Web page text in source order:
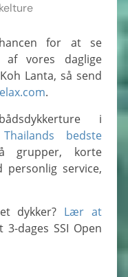
af vores daglige
Lanta, så send
.
Thailands bedste
grupper, korte
service,
dykker? Lær at
3-dages SSI Open